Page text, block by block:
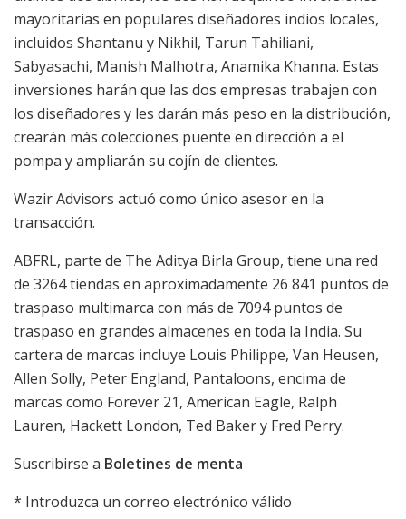
mayoritarias en populares diseñadores indios locales,
incluidos Shantanu y Nikhil, Tarun Tahiliani,
Sabyasachi, Manish Malhotra, Anamika Khanna. Estas
inversiones harán que las dos empresas trabajen con
los diseñadores y les darán más peso en la distribución,
crearán más colecciones puente en dirección a el
pompa y ampliarán su cojín de clientes.
Wazir Advisors actuó como único asesor en la
transacción.
ABFRL, parte de The Aditya Birla Group, tiene una red
de 3264 tiendas en aproximadamente 26 841 puntos de
traspaso multimarca con más de 7094 puntos de
traspaso en grandes almacenes en toda la India. Su
cartera de marcas incluye Louis Philippe, Van Heusen,
Allen Solly, Peter England, Pantaloons, encima de
marcas como Forever 21, American Eagle, Ralph
Lauren, Hackett London, Ted Baker y Fred Perry.
Suscribirse a Boletines de menta
* Introduzca un correo electrónico válido